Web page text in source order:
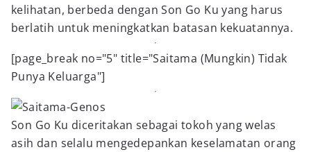
kelihatan, berbeda dengan Son Go Ku yang harus
berlatih untuk meningkatkan batasan kekuatannya.
[page_break no="5" title="Saitama (Mungkin) Tidak
Punya Keluarga"]
Son Go Ku diceritakan sebagai tokoh yang welas
asih dan selalu mengedepankan keselamatan orang